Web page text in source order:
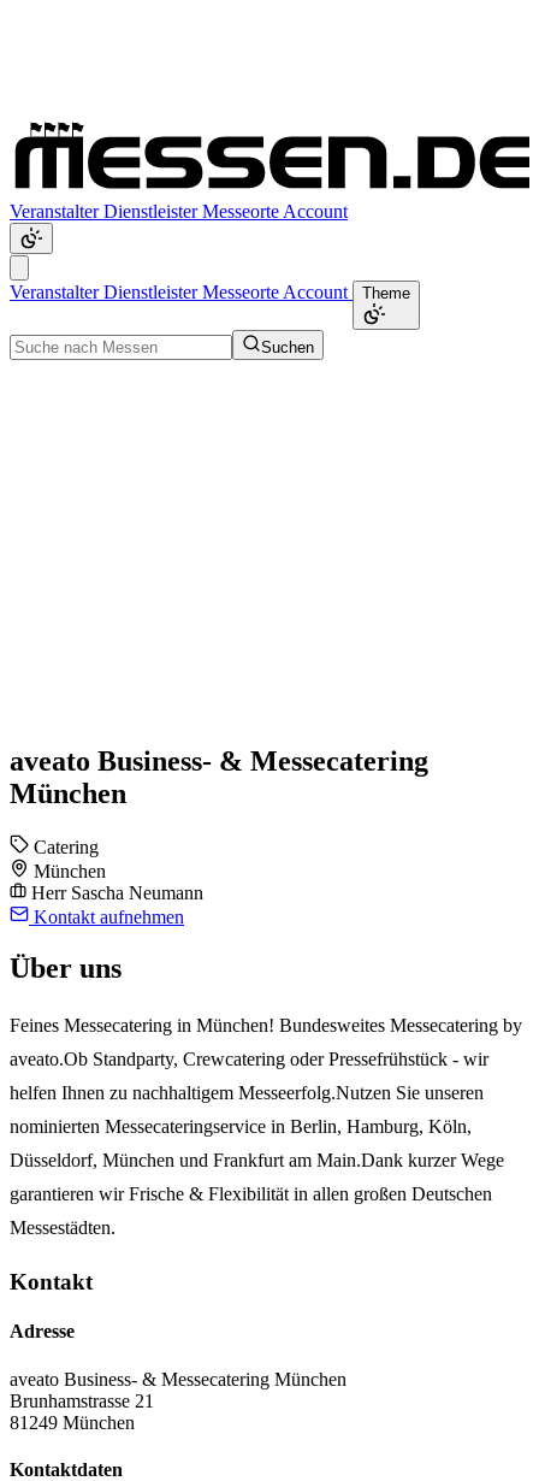
VeranstalterDienstleisterMesseorte Account
VeranstalterDienstleisterMesseorte Account Theme
Suchen
aveato Business- & Messecatering
München
Catering
München
Herr Sascha Neumann
Kontakt aufnehmen
Über uns
Feines Messecatering in München! Bundesweites Messecatering by
aveato.Ob Standparty, Crewcatering oder Pressefrühstück - wir
helfen Ihnen zu nachhaltigem Messeerfolg.Nutzen Sie unseren
nominierten Messecateringservice in Berlin, Hamburg, Köln,
Düsseldorf, München und Frankfurt am Main.Dank kurzer Wege
garantieren wir Frische & Flexibilität in allen großen Deutschen
Messestädten.
Kontakt
Adresse
aveato Business- & Messecatering München
Brunhamstrasse 21
81249 München
Kontaktdaten